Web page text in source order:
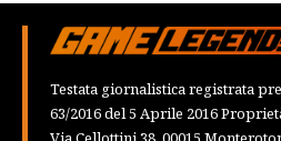
Testata giornalistica registrata
63/2016 del 5 Aprile 2016